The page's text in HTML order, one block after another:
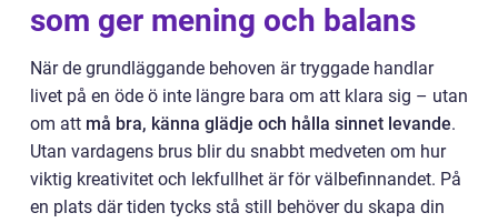
som ger mening och balans
När de grundläggande behoven är tryggade handlar
livet på en öde ö inte längre bara om att klara sig – utan
om att må bra, känna glädje och hålla sinnet levande.
Utan vardagens brus blir du snabbt medveten om hur
viktig kreativitet och lekfullhet är för välbefinnandet. På
en plats där tiden tycks stå still behöver du skapa din